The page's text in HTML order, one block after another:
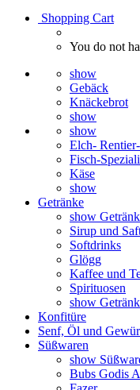
Shopping Cart
You do not
show
Gebäck
Knäckebrot
show
show
Elch-
Fisch-
Käse
show
Getränke
show
Sirup und
Softdrinks
Glögg
Kaffee und
Spirituosen
show
Konfitüre
Senf, Öl und
Süßwaren
show
Bubs Godis